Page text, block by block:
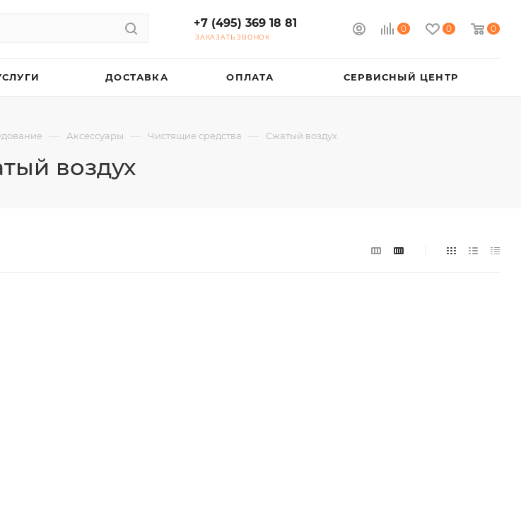
0 0 0
+7 (495) 369 18 81
ЗАКАЗАТЬ ЗВОНОК
ДОСТАВКА ОПЛАТА СЕРВИСНЫЙ ЦЕНТР
— Аксессуары — Чистящие средства — Сжатый воздух
воздух